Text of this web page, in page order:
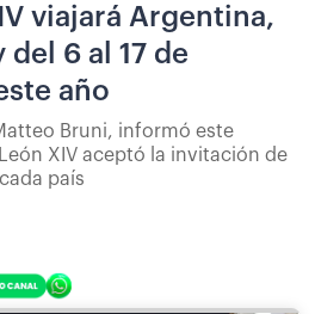
viajará Argentina,
del 6 al 17 de
año
Bruni, informó este
XIV aceptó la invitación de
país